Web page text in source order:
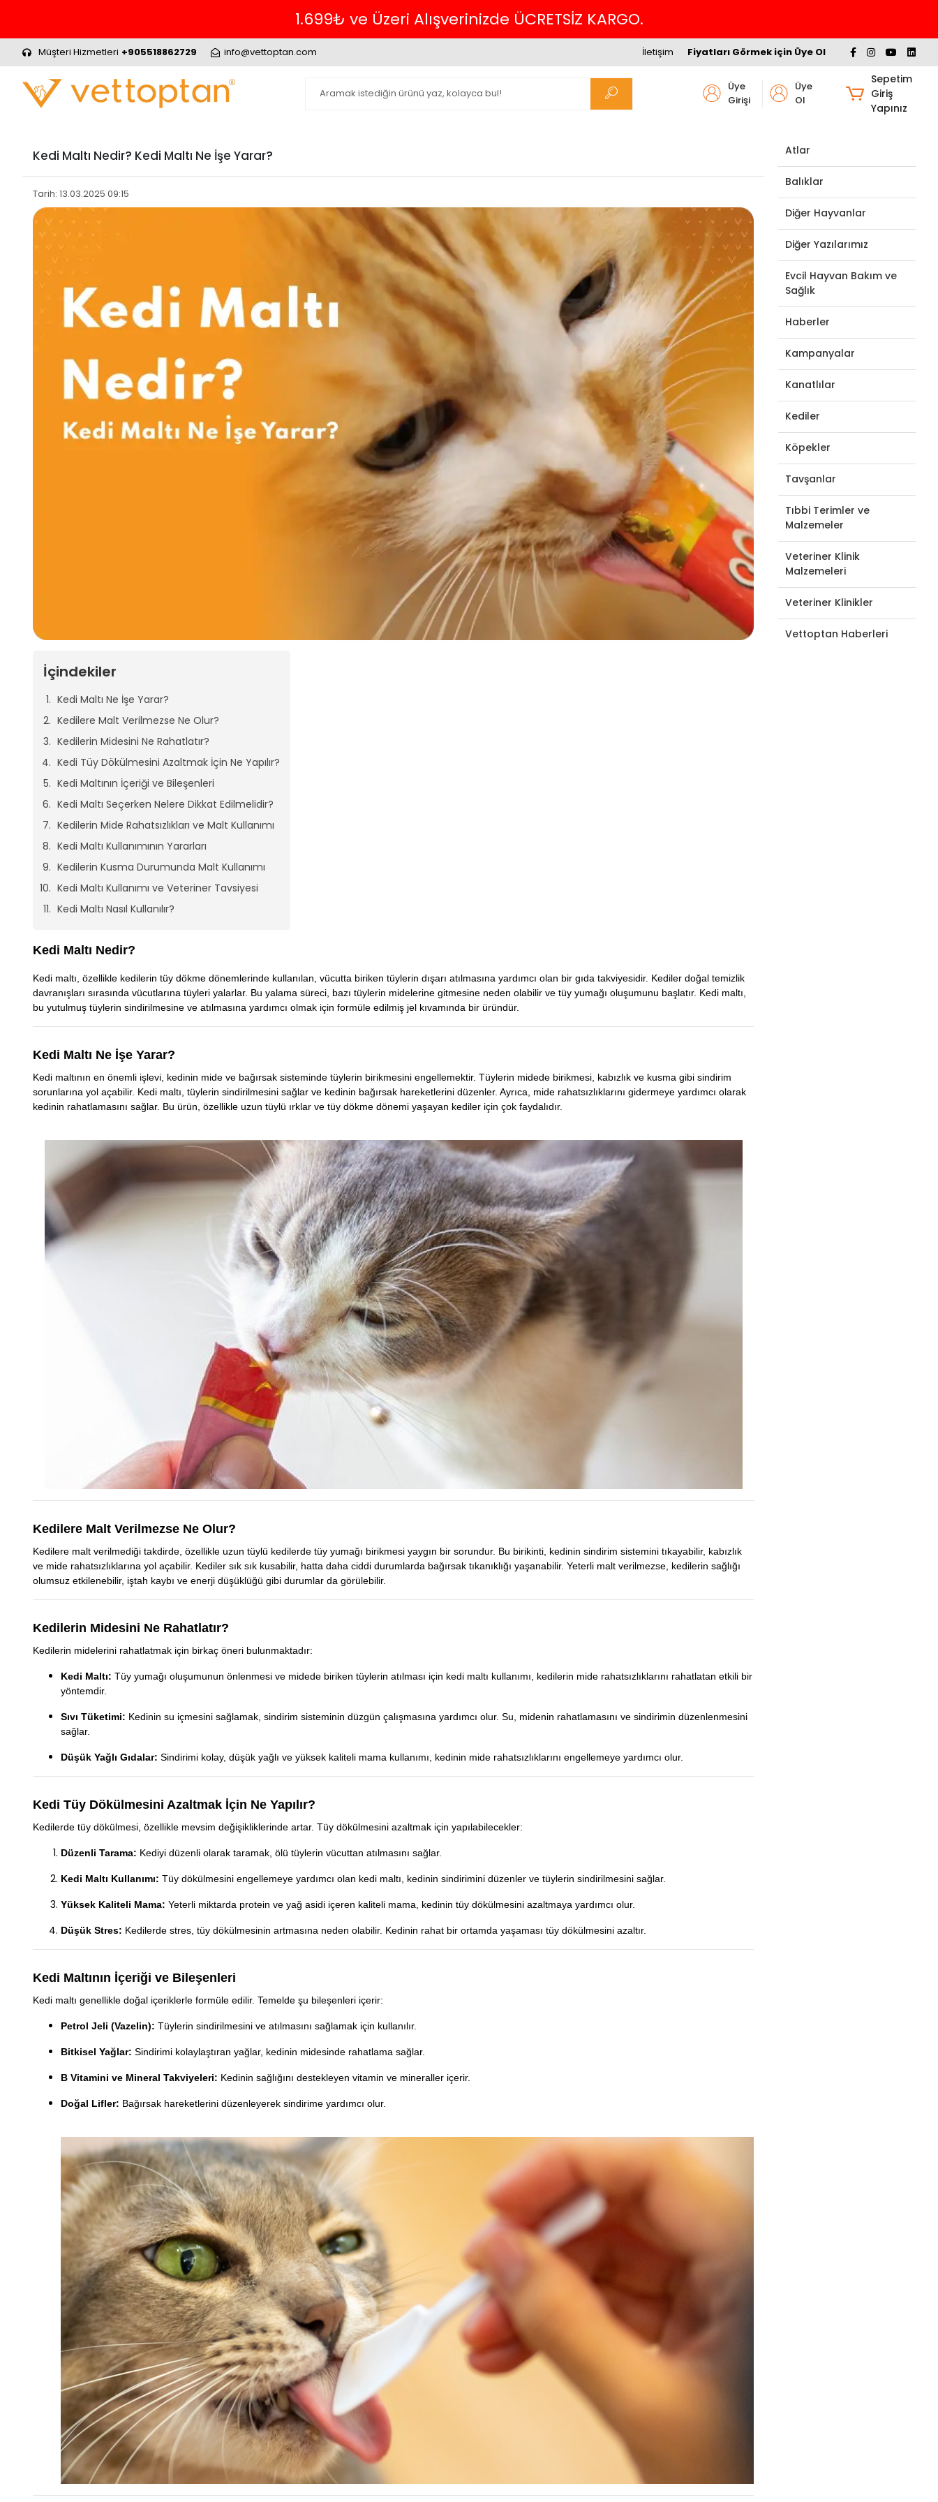
Havalede %4 İNDİRİM
Müşteri Hizmetleri +905518862729 info@vettoptan.com Fiyatları Görmek için Üye Ol
İletişim
Üye
Girişi
Üye
Ol
Sepetim
Giriş
Yapınız
Kedi Maltı Nedir? Kedi Maltı Ne İşe Yarar?
Tarih: 13.03.2025 09:15
İçindekiler
Kedi Maltı Ne İşe Yarar?
Kedilere Malt Verilmezse Ne Olur?
Kedilerin Midesini Ne Rahatlatır?
Kedi Tüy Dökülmesini Azaltmak İçin Ne Yapılır?
Kedi Maltının İçeriği ve Bileşenleri
Kedi Maltı Seçerken Nelere Dikkat Edilmelidir?
Kedilerin Mide Rahatsızlıkları ve Malt Kullanımı
Kedi Maltı Kullanımının Yararları
Kedilerin Kusma Durumunda Malt Kullanımı
Kedi Maltı Kullanımı ve Veteriner Tavsiyesi
Kedi Maltı Nasıl Kullanılır?
Kedi Maltı Nedir?
Kedi maltı, özellikle kedilerin tüy dökme dönemlerinde kullanılan, vücutta biriken tüylerin dışarı atılmasına yardımcı olan bir gıda takviyesidir. Kediler doğal temizlik
davranışları sırasında vücutlarına tüyleri yalarlar. Bu yalama süreci, bazı tüylerin midelerine gitmesine neden olabilir ve tüy yumağı oluşumunu başlatır. Kedi maltı,
bu yutulmuş tüylerin sindirilmesine ve atılmasına yardımcı olmak için formüle edilmiş jel kıvamında bir üründür.
Kedi Maltı Ne İşe Yarar?
Kedi maltının en önemli işlevi, kedinin mide ve bağırsak sisteminde tüylerin birikmesini engellemektir. Tüylerin midede birikmesi, kabızlık ve kusma gibi sindirim
sorunlarına yol açabilir. Kedi maltı, tüylerin sindirilmesini sağlar ve kedinin bağırsak hareketlerini düzenler. Ayrıca, mide rahatsızlıklarını gidermeye yardımcı olarak
kedinin rahatlamasını sağlar. Bu ürün, özellikle uzun tüylü ırklar ve tüy dökme dönemi yaşayan kediler için çok faydalıdır.
Kedilere Malt Verilmezse Ne Olur?
Kedilere malt verilmediği takdirde, özellikle uzun tüylü kedilerde tüy yumağı birikmesi yaygın bir sorundur. Bu birikinti, kedinin sindirim sistemini tıkayabilir, kabızlık
ve mide rahatsızlıklarına yol açabilir. Kediler sık sık kusabilir, hatta daha ciddi durumlarda bağırsak tıkanıklığı yaşanabilir. Yeterli malt verilmezse, kedilerin sağlığı
olumsuz etkilenebilir, iştah kaybı ve enerji düşüklüğü gibi durumlar da görülebilir.
Kedilerin Midesini Ne Rahatlatır?
Kedilerin midelerini rahatlatmak için birkaç öneri bulunmaktadır:
Kedi Maltı: Tüy yumağı oluşumunun önlenmesi ve midede biriken tüylerin atılması için kedi maltı kullanımı, kedilerin mide rahatsızlıklarını rahatlatan etkili bir
yöntemdir.
Sıvı Tüketimi: Kedinin su içmesini sağlamak, sindirim sisteminin düzgün çalışmasına yardımcı olur. Su, midenin rahatlamasını ve sindirimin düzenlenmesini
sağlar.
Düşük Yağlı Gıdalar: Sindirimi kolay, düşük yağlı ve yüksek kaliteli mama kullanımı, kedinin mide rahatsızlıklarını engellemeye yardımcı olur.
Kedi Tüy Dökülmesini Azaltmak İçin Ne Yapılır?
Kedilerde tüy dökülmesi, özellikle mevsim değişikliklerinde artar. Tüy dökülmesini azaltmak için yapılabilecekler:
Düzenli Tarama: Kediyi düzenli olarak taramak, ölü tüylerin vücuttan atılmasını sağlar.
Kedi Maltı Kullanımı: Tüy dökülmesini engellemeye yardımcı olan kedi maltı, kedinin sindirimini düzenler ve tüylerin sindirilmesini sağlar.
Yüksek Kaliteli Mama: Yeterli miktarda protein ve yağ asidi içeren kaliteli mama, kedinin tüy dökülmesini azaltmaya yardımcı olur.
Düşük Stres: Kedilerde stres, tüy dökülmesinin artmasına neden olabilir. Kedinin rahat bir ortamda yaşaması tüy dökülmesini azaltır.
Kedi Maltının İçeriği ve Bileşenleri
Kedi maltı genellikle doğal içeriklerle formüle edilir. Temelde şu bileşenleri içerir:
Petrol Jeli (Vazelin): Tüylerin sindirilmesini ve atılmasını sağlamak için kullanılır.
Bitkisel Yağlar: Sindirimi kolaylaştıran yağlar, kedinin midesinde rahatlama sağlar.
B Vitamini ve Mineral Takviyeleri: Kedinin sağlığını destekleyen vitamin ve mineraller içerir.
Doğal Lifler: Bağırsak hareketlerini düzenleyerek sindirime yardımcı olur.
Atlar
Balıklar
Diğer Hayvanlar
Diğer Yazılarımız
Evcil Hayvan Bakım ve
Sağlık
Haberler
Kampanyalar
Kanatlılar
Kediler
Köpekler
Tavşanlar
Tıbbi Terimler ve
Malzemeler
Veteriner Klinik
Malzemeleri
Veteriner Klinikler
Vettoptan Haberleri